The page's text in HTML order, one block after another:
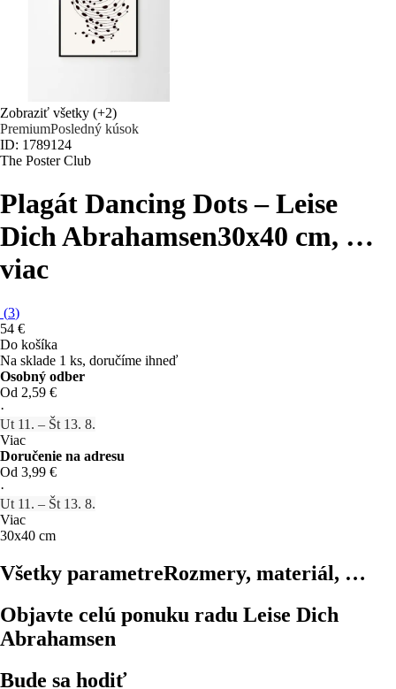
Zobraziť všetky (+2)
PremiumPosledný kúsok
ID: 1789124
The Poster Club
Plagát Dancing Dots – Leise
Dich Abrahamsen30x40 cm, …
viac
(3)
54 €
Do košíka
Na sklade 1 ks, doručíme ihneď
Osobný odber
Od 2,59 €
·
Ut 11. – Št 13. 8.
Viac
Doručenie na adresu
Od 3,99 €
·
Ut 11. – Št 13. 8.
Viac
30x40 cm
Všetky parametreRozmery, materiál, …
Objavte celú ponuku radu Leise Dich
Abrahamsen
Bude sa hodiť